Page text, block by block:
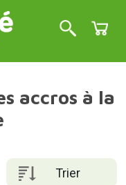
accros à la
Trier